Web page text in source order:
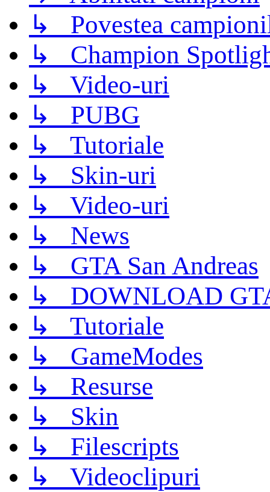
↳ Povestea
↳ Champion
↳ Video-uri
↳ PUBG
↳ Tutoriale
↳ Skin-uri
↳ Video-uri
↳ News
↳ GTA San Andreas
↳ DOWNLOAD
↳ Tutoriale
↳ GameModes
↳ Resurse
↳ Skin
↳ Filescripts
↳ Videoclipuri